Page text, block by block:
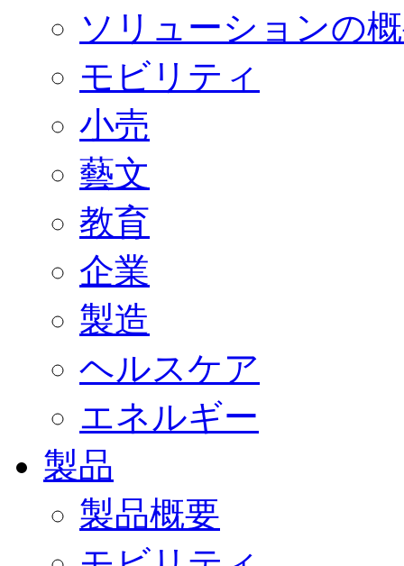
ソリューションの
モビリティ
小売
藝文
教育
企業
製造
ヘルスケア
エネルギー
製品
製品概要